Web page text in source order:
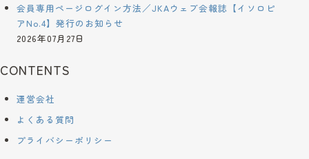
会員専用ページログイン方法／JKAウェブ会報誌【イソロピ
アNo.4】発行のお知らせ
2026年07月27日
CONTENTS
運営会社
よくある質問
プライバシーポリシー